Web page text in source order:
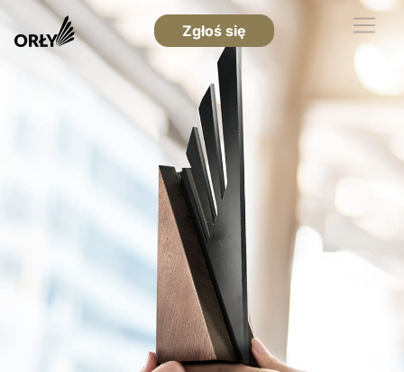
Zgłoś się